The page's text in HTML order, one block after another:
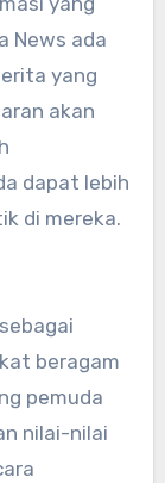
News ada
yang
akan
dapat lebih
di mereka.
beragam
pemuda
nilai-nilai